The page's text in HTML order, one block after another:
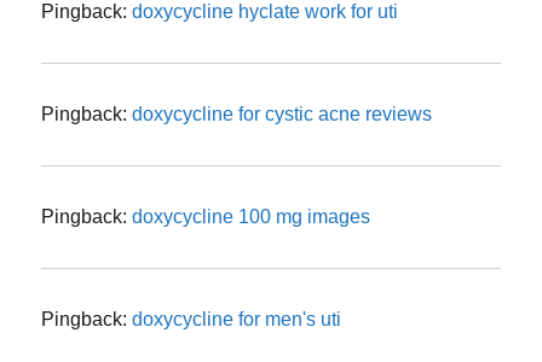
Pingback:doxycycline hyclate work for uti
Pingback:doxycycline for cystic acne reviews
Pingback:doxycycline 100 mg images
Pingback:doxycycline for men's uti